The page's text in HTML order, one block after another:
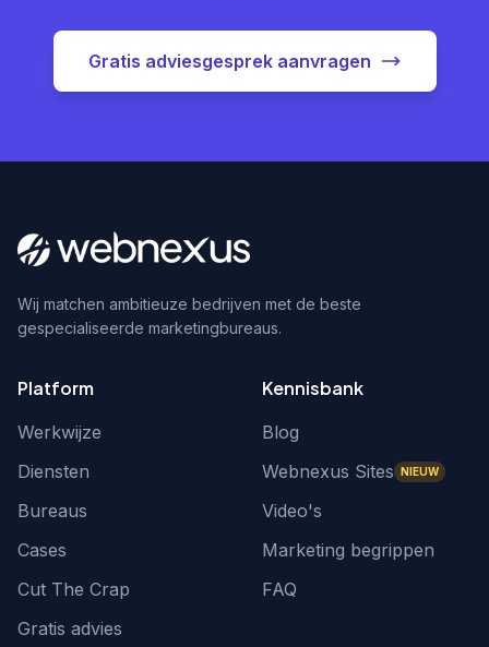
Gratis adviesgesprek aanvragen
Wij matchen ambitieuze bedrijven met de beste
gespecialiseerde marketingbureaus.
Platform
Werkwijze
Diensten
Bureaus
Cases
Cut The Crap
Gratis advies
Kennisbank
Blog
Webnexus Sites NIEUW
Video's
Marketing begrippen
FAQ